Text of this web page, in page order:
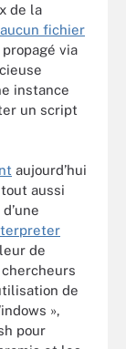
de la
fichier
via
instance
un script
aujourd’hui
aussi
de
chercheurs
de
»,
pour